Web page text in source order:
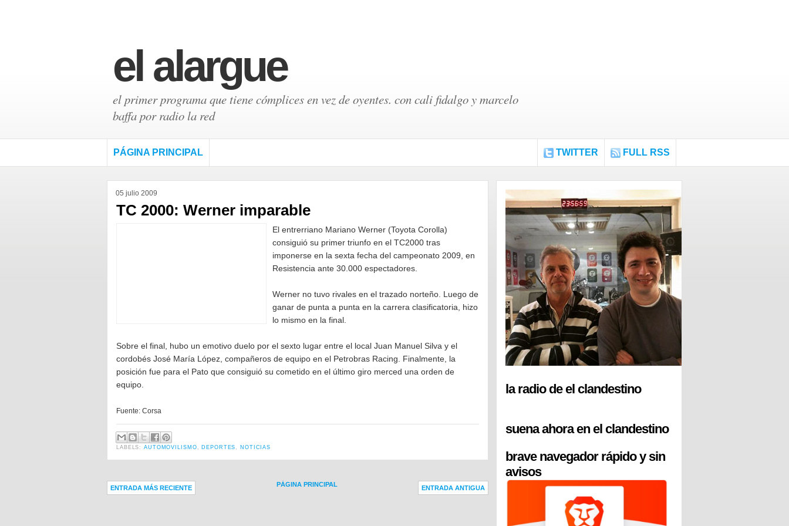
el alargue
el primer programa que tiene cómplices en vez de oyentes. con cali fidalgo y marcelo
baffa por radio la red
PÁGINA PRINCIPAL TWITTER FULL RSS
05 julio 2009
TC 2000: Werner imparable
El entrerriano Mariano Werner (Toyota Corolla)
consiguió su primer triunfo en el TC2000 tras
imponerse en la sexta fecha del campeonato 2009, en
Resistencia ante 30.000 espectadores.
Werner no tuvo rivales en el trazado norteño. Luego de
ganar de punta a punta en la carrera clasificatoria, hizo
lo mismo en la final.
Sobre el final, hubo un emotivo duelo por el sexto lugar entre el local Juan Manuel Silva y el
cordobés José María López, compañeros de equipo en el Petrobras Racing. Finalmente, la
posición fue para el Pato que consiguió su cometido en el último giro merced una orden de
equipo.
Fuente: Corsa
LABELS:AUTOMOVILISMO DEPORTES NOTICIAS
ENTRADA MÁS RECIENTE ENTRADA ANTIGUA
PÁGINA PRINCIPAL
la radio de el clandestino
suena ahora en el clandestino
brave navegador rápido y sin
avisos